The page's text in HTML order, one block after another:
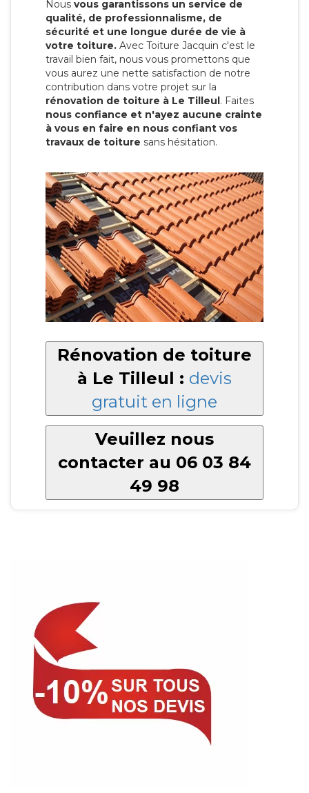
Nous vous garantissons un service de
qualité, de professionnalisme, de
sécurité et une longue durée de vie à
votre toiture. Avec Toiture Jacquin c'est le
travail bien fait, nous vous promettons que
vous aurez une nette satisfaction de notre
contribution dans votre projet sur la
rénovation de toiture à Le Tilleul. Faites
nous confiance et n'ayez aucune crainte
à vous en faire en nous confiant vos
travaux de toiture sans hésitation.
Rénovation de toiture
à Le Tilleul : devis
gratuit en ligne
Veuillez nous
contacter au 06 03 84
49 98